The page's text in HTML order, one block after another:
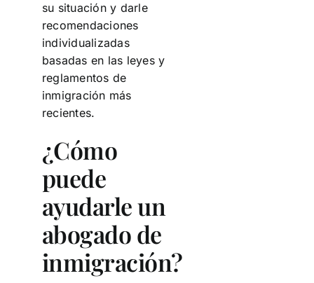
su situación y darle
recomendaciones
individualizadas
basadas en las leyes y
reglamentos de
inmigración más
recientes.
¿Cómo
puede
ayudarle un
abogado de
inmigración?